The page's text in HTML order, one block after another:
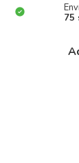
75